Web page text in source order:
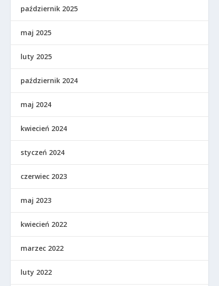
październik 2025
maj 2025
luty 2025
październik 2024
maj 2024
kwiecień 2024
styczeń 2024
czerwiec 2023
maj 2023
kwiecień 2022
marzec 2022
luty 2022